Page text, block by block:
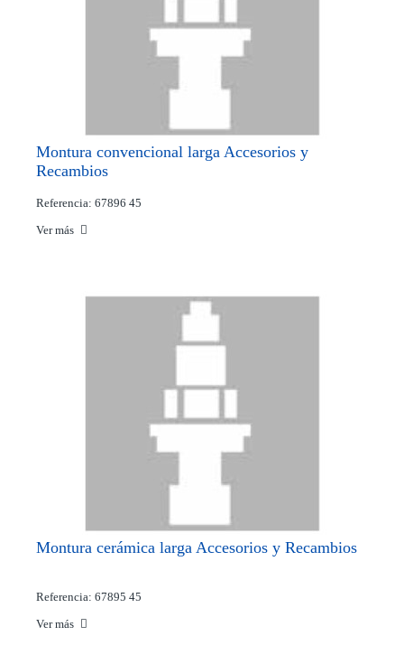
Montura convencional larga Accesorios y
Recambios
Referencia: 67896 45
Ver más
Montura cerámica larga Accesorios y Recambios
Referencia: 67895 45
Ver más